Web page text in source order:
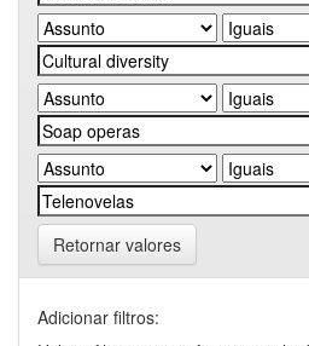
Retornar valores
Adicionar filtros: